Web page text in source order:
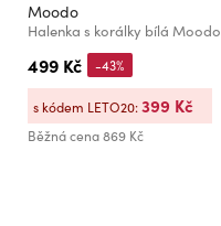
Moodo
Halenka s korálky bílá Moodo
499 Kč
Běžná cena869 Kč
-43%
s kódem LETO20:399 Kč